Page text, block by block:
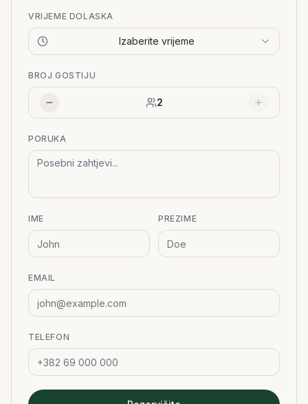
VRIJEME DOLASKA
Izaberite vrijeme
BROJ GOSTIJU
2
PORUKA
IME PREZIME
EMAIL
TELEFON